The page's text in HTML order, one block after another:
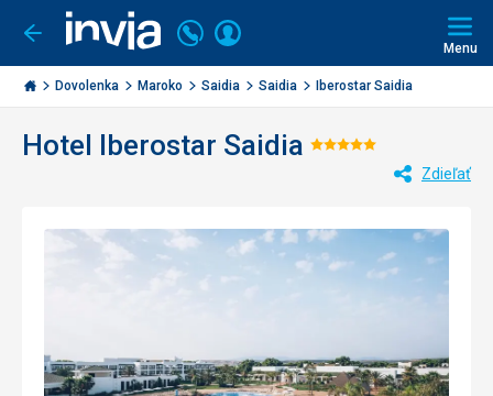
Ísť
späť
Invia.sk
Volajte
+421
2
3221
Prihlásiť
Menu
Dovolenka Maroko Saidia Saidia Iberostar Saidia
Hotel Iberostar Saidia Hodnotenie:
Zdieľať